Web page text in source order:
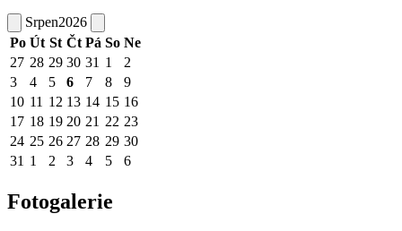
Srpen2026
Po Út St Čt Pá So Ne
27 28 29 30 31 1
2
3
4 5 6 7 8
9
10 11 12 13 14 15 16
17 18 19 20 21 22 23
24 25 26 27 28 29 30
31 1 2 3 4 5 6
Fotogalerie